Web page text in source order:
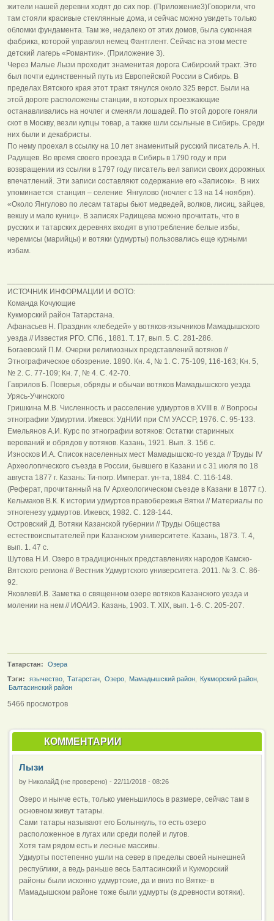
жители нашей деревни ходят до сих пор. (Приложение3)Говорили, что
там стояли красивые стеклянные дома, и сейчас можно увидеть только
обломки фундамента. Там же, недалеко от этих домов, была суконная
фабрика, которой управлял немец Фантглент. Сейчас на этом месте
детский лагерь «Романтик». (Приложение 3).
Через Малые Лызи проходит знаменитая дорога Сибирский тракт. Это
был почти единственный путь из Европейской России в Сибирь. В
пределах Вятского края этот тракт тянулся около 325 верст. Были на
этой дороге расположены станции, в которых проезжающие
останавливались на ночлег и сменяли лошадей. По этой дороге гоняли
скот в Москву, везли купцы товар, а также шли ссыльные в Сибирь. Среди
них были и декабристы.
По нему проехал в ссылку на 10 лет знаменитый русский писатель А. Н.
Радищев. Во время своего проезда в Сибирь в 1790 году и при
возвращении из ссылки в 1797 году писатель вел записи своих дорожных
впечатлений. Эти записи составляют содержание его «Записок». В них
упоминается станция – селение Янгулово (ночлег с 13 на 14 ноября).
«Около Янгулово по лесам татары бьют медведей, волков, лисиц, зайцев,
векшу и мало куниц». В записях Радищева можно прочитать, что в
русских и татарских деревнях входят в употребление белые избы,
черемисы (марийцы) и вотяки (удмурты) пользовались еще курными
избам.
ИСТОЧНИК ИНФОРМАЦИИ И ФОТО:
Команда Кочующие
Кукморский район Татарстана.
Афанасьев Н. Праздник «лебедей» у вотяков-язычников Мамадышского
уезда // Известия РГО. СПб., 1881. Т. 17, вып. 5. С. 281-286.
Богаевский П.М. Очерки религиозных представлений вотяков //
Этнографическое обозрение. 1890. Кн. 4, № 1. С. 75-109, 116-163; Кн. 5,
№ 2. С. 77-109; Кн. 7, № 4. С. 42-70.
Гаврилов Б. Поверья, обряды и обычаи вотяков Мамадышского уезда
Урясь-Учинского
Гришкина М.В. Численность и расселение удмуртов в XVIII в. // Вопросы
этнографии Удмуртии. Ижевск: УдНИИ при СМ УАССР, 1976. С. 95-133.
Емельянов А.И. Курс по этнографии вотяков: Остатки старинных
верований и обрядов у вотяков. Казань, 1921. Вып. 3. 156 с.
Износков И.А. Список населенных мест Мамадышско-го уезда // Труды IV
Археологического съезда в России, бывшего в Казани и с 31 июля по 18
августа 1877 г. Казань: Ти-погр. Императ. ун-та, 1884. С. 116-148.
(Реферат, прочитанный на IV Археологическом съезде в Казани в 1877 г.).
Кельмаков В.К. К истории удмуртов правобережья Вятки // Материалы по
этногенезу удмуртов. Ижевск, 1982. С. 128-144.
Островский Д. Вотяки Казанской губернии // Труды Общества
естествоиспытателей при Казанском университете. Казань, 1873. Т. 4,
вып. 1. 47 с.
Шутова Н.И. Озеро в традиционных представлениях народов Камско-
Вятского региона // Вестник Удмуртского университета. 2011. № 3. С. 86-
92.
ЯковлевИ.В. Заметка о священном озере вотяков Казанского уезда и
молении на нем // ИОАИЭ. Казань, 1903. Т. XIX, вып. 1-6. С. 205-207.
Татарстан:
Озера
Тэги:
язычество Татарстан Озеро Мамадышский район Кукморский район
Балтасинский район
5466 просмотров
КОММЕНТАРИИ
Лызи
by НиколайД (не проверено) - 22/11/2018 - 08:26
Озеро и нынче есть, только уменьшилось в размере, сейчас там в
основном живут татары.
Сами татары называют его Болынкуль, то есть озеро
расположенное в лугах или среди полей и лугов.
Хотя там рядом есть и лесные массивы.
Удмурты постепенно ушли на север в пределы своей нынешней
республики, а ведь раньше весь Балтасинский и Кукморский
районы были исконно удмуртские, да и вниз по Вятке- в
Мамадышском районе тоже были удмурты (в древности вотяки).